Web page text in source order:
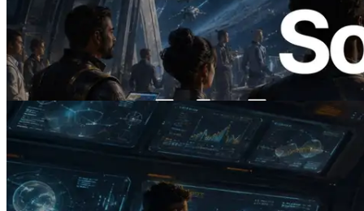
ERPC startet x402-fähige Solana RPC —
Der Beginn einer Ära, in der KI-Agenten
APIs bei Bedarf bezahlen
Lesen Sie diesen Artikel